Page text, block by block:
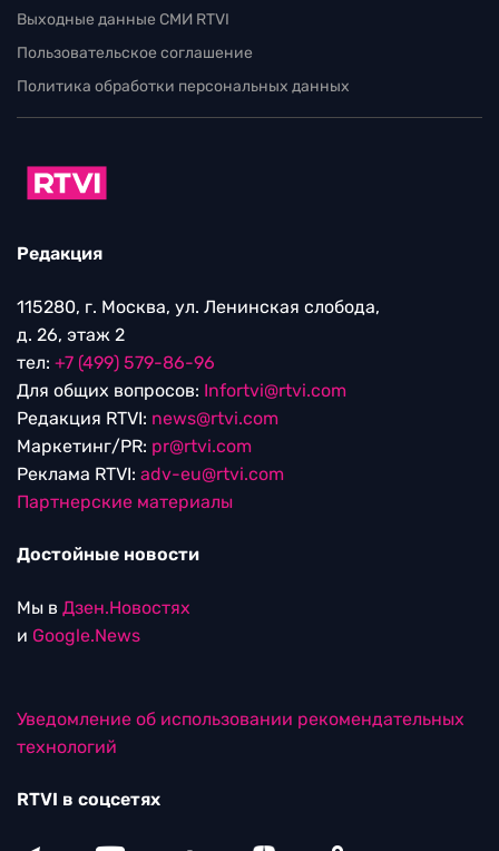
Выходные данные СМИ RTVI
Пользовательское соглашение
Политика обработки персональных данных
Редакция
115280, г. Москва, ул. Ленинская слобода,
д. 26, этаж 2
тел: +7 (499) 579-86-96
Для общих вопросов: Infortvi@rtvi.com
Редакция RTVI: news@rtvi.com
Маркетинг/PR: pr@rtvi.com
Реклама RTVI: adv-eu@rtvi.com
Партнерские материалы
Достойные новости
Мы в Дзен.Новостях
и Google.News
Уведомление об использовании рекомендательных
технологий
RTVI в соцсетях